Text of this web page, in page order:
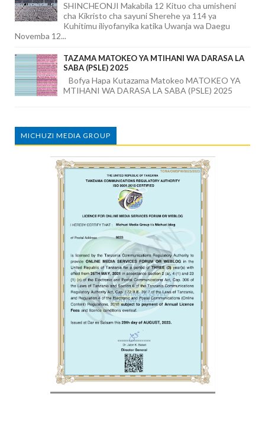
SHINCHEONJI Makabila 12 Kituo cha umisheni
cha Kikristo cha sayuni Sherehe ya 114 ya
Kuhitimu iliyofanyika katika Uwanja wa Daegu
Novemba 12...
TAZAMA MATOKEO YA MTIHANI WA DARASA LA
SABA (PSLE) 2025
Bofya Hapa Kutazama Matokeo MATOKEO YA
MTIHANI WA DARASA LA SABA (PSLE) 2025
MICHUZI MEDIA GROUP